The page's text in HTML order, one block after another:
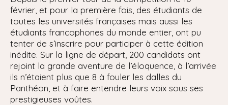
février, et pour la première fois, des étudiants de
toutes les universités françaises mais aussi les
étudiants francophones du monde entier, ont pu
tenter de s’inscrire pour participer à cette édition
inédite. Sur la ligne de départ, 200 candidats ont
rejoint la grande aventure de l’éloquence, à l’arrivée
ils n’étaient plus que 8 à fouler les dalles du
Panthéon, et à faire entendre leurs voix sous ses
prestigieuses voûtes.